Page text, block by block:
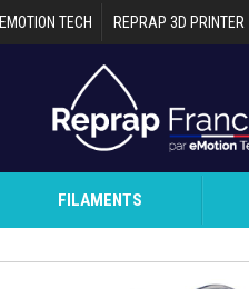
EMOTION TECH REPRAP 3D PRINTER
FILAMENTS